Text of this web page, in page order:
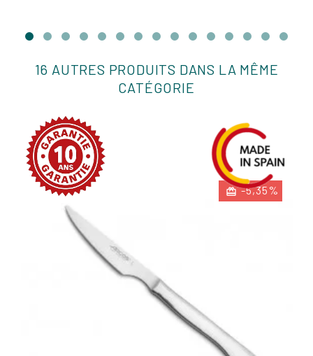
16 AUTRES PRODUITS DANS LA MÊME
CATÉGORIE
-5,35%